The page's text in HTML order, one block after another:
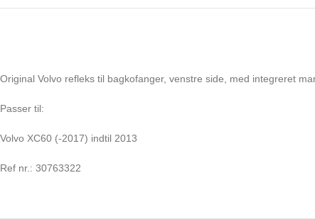
Original Volvo refleks til bagkofanger, venstre side, med integreret
Passer til:
Volvo XC60 (-2017) indtil 2013
Ref nr.: 30763322